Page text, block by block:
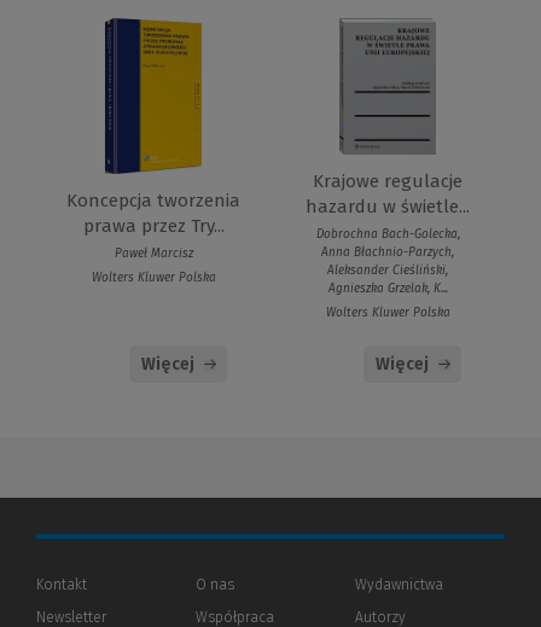
Koncepcja tworzenia
prawa przez Try...
Paweł Marcisz
Wolters Kluwer Polska
Więcej
Krajowe regulacje
hazardu w świetle...
Dobrochna Bach-Golecka,
Anna Błachnio-Parzych,
Aleksander Cieśliński,
Agnieszka Grzelak, K...
Wolters Kluwer Polska
Więcej
Kontakt
Newsletter
O nas
Współpraca
Wydawnictwa
Autorzy